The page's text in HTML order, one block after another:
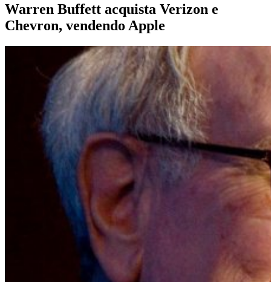
Warren Buffett acquista Verizon e
Chevron, vendendo Apple